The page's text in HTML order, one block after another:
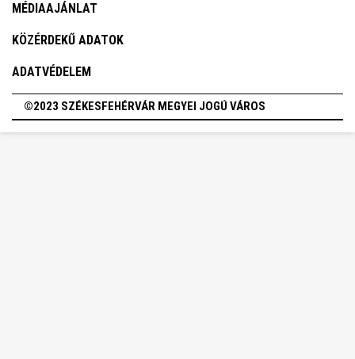
MÉDIAAJÁNLAT
KÖZÉRDEKŰ ADATOK
ADATVÉDELEM
©2023 SZÉKESFEHÉRVÁR MEGYEI JOGÚ VÁROS